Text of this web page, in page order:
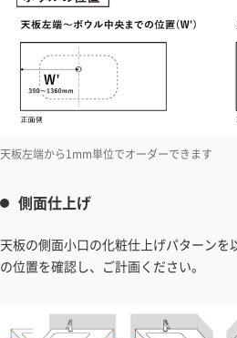
天板左端から1mm単位でオーダーできます
側面仕上げ
天板の側面小口の化粧仕上げパターン
の位置を確認し、ご計画ください。